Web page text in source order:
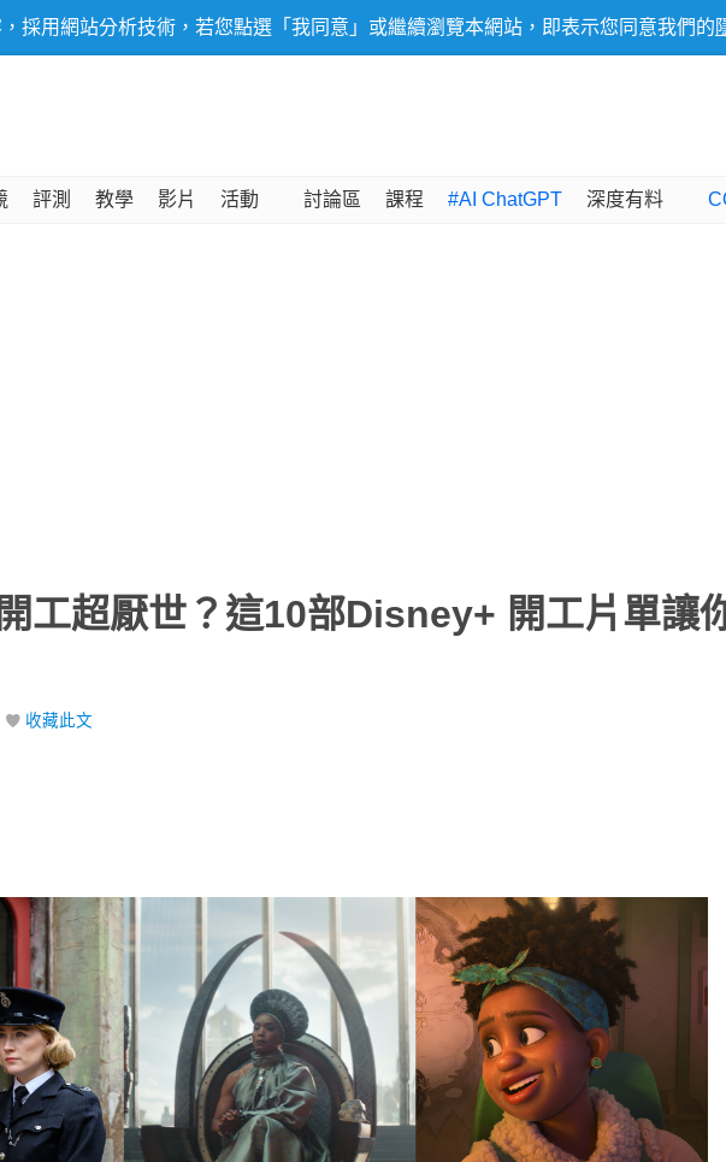
採用網站分析技術，若您點選「我同意」或繼續瀏覽本網站，即表示您同意我們的
評測 教學 影片 活動 討論區 課程 #AI ChatGPT 深度有料
工超厭世？這10部Disney+ 開工片單讓
收藏此文